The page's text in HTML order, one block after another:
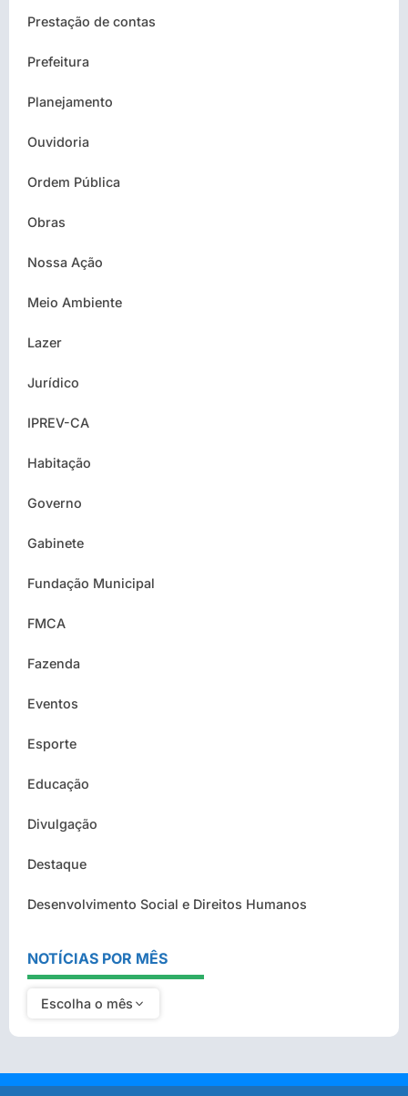
Prestação de contas
Prefeitura
Planejamento
Ouvidoria
Ordem Pública
Obras
Nossa Ação
Meio Ambiente
Lazer
Jurídico
IPREV-CA
Habitação
Governo
Gabinete
Fundação Municipal
FMCA
Fazenda
Eventos
Esporte
Educação
Divulgação
Destaque
Desenvolvimento Social e Direitos Humanos
NOTÍCIAS POR MÊS
Escolha o mês